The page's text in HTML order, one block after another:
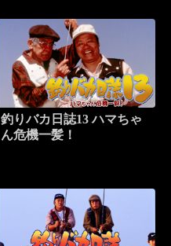
釣りバカ日誌13 ハマちゃ
ん危機一髪！